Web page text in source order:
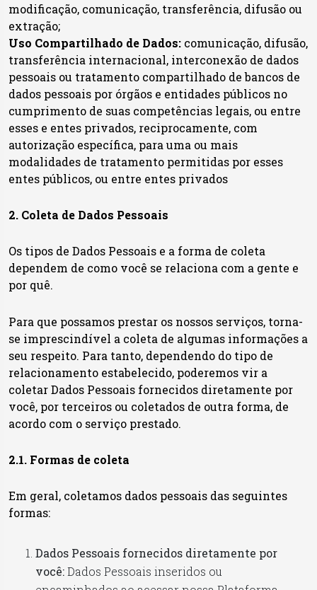
modificação, comunicação, transferência, difusão ou
extração;
Uso Compartilhado de Dados: comunicação, difusão,
transferência internacional, interconexão de dados
pessoais ou tratamento compartilhado de bancos de
dados pessoais por órgãos e entidades públicos no
cumprimento de suas competências legais, ou entre
esses e entes privados, reciprocamente, com
autorização específica, para uma ou mais
modalidades de tratamento permitidas por esses
entes públicos, ou entre entes privados
2. Coleta de Dados Pessoais
Os tipos de Dados Pessoais e a forma de coleta
dependem de como você se relaciona com a gente e
por quê.
Para que possamos prestar os nossos serviços, torna-
se imprescindível a coleta de algumas informações a
seu respeito. Para tanto, dependendo do tipo de
relacionamento estabelecido, poderemos vir a
coletar Dados Pessoais fornecidos diretamente por
você, por terceiros ou coletados de outra forma, de
acordo com o serviço prestado.
2.1. Formas de coleta
Em geral, coletamos dados pessoais das seguintes
formas:
Dados Pessoais fornecidos diretamente por
você:Dados Pessoais inseridos ou